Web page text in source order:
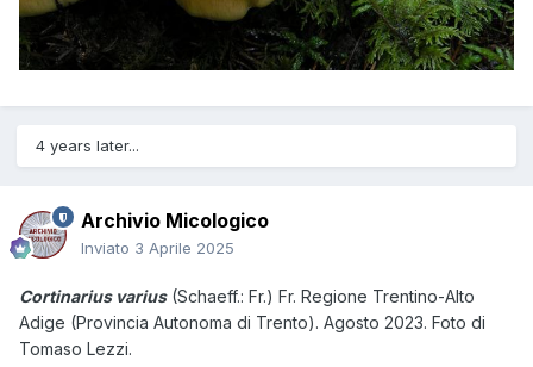
4 years later...
Archivio Micologico
Inviato 3 Aprile 2025
Cortinarius varius (Schaeff.: Fr.) Fr. Regione Trentino-Alto
Adige (Provincia Autonoma di Trento). Agosto 2023. Foto di
Tomaso Lezzi.